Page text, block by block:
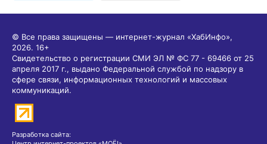
© Все права защищены — интернет-журнал «ХабИнфо»,
2026.16+
Свидетельство о регистрации СМИ ЭЛ № ФС 77 - 69466 от 25
апреля 2017 г., выдано Федеральной службой по надзору в
сфере связи, информационных технологий и массовых
коммуникаций.
Центр интернет-проектов «МОЁ!»